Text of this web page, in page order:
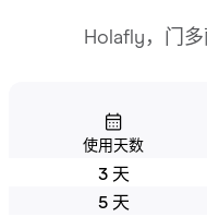
Holafly，门
使用天数
3 天
5 天